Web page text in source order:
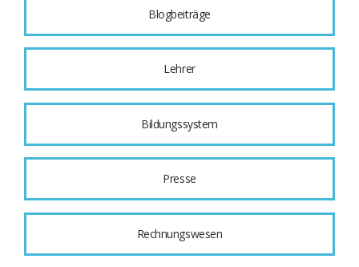
Blogbeiträge
Lehrer
Bildungssystem
Presse
Rechnungswesen